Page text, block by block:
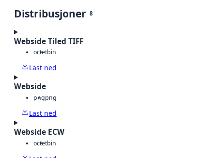
Distribusjoner 8
Webside Tiled TIFF
octetbin
Last ned
Webside
pngpng
Last ned
Webside ECW
octetbin